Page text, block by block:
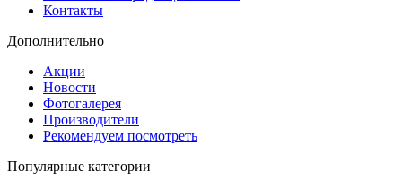
Контакты
Дополнительно
Акции
Новости
Фотогалерея
Производители
Рекомендуем посмотреть
Популярные категории